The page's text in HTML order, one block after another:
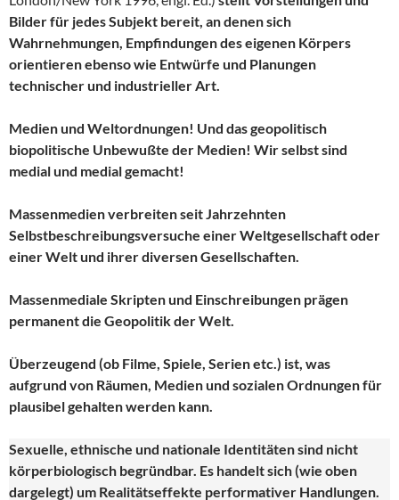
Bilder für jedes Subjekt bereit, an denen sich
Wahrnehmungen, Empfindungen des eigenen Körpers
orientieren ebenso wie Entwürfe und Planungen
technischer und industrieller Art.
Medien und Weltordnungen! Und das geopolitisch
biopolitische Unbewußte der Medien! Wir selbst sind
medial und medial gemacht!
Massenmedien verbreiten seit Jahrzehnten
Selbstbeschreibungsversuche einer Weltgesellschaft oder
einer Welt und ihrer diversen Gesellschaften.
Massenmediale Skripten und Einschreibungen prägen
permanent die Geopolitik der Welt.
Überzeugend (ob Filme, Spiele, Serien etc.) ist, was
aufgrund von Räumen, Medien und sozialen Ordnungen für
plausibel gehalten werden kann.
Sexuelle, ethnische und nationale Identitäten sind nicht
körperbiologisch begründbar. Es handelt sich (wie oben
dargelegt) um Realitätseffekte performativer Handlungen.